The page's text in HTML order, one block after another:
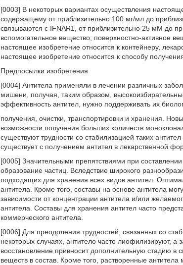
[0003] В некоторых вариантах осуществления
содержащему от приблизительно 100 мг/мл до
связываются с IFNAR1, от приблизительно 25 мM до
вспомогательное вещество; поверхностно-активное
настоящее изобретение относится к контейнеру,
настоящее изобретение относится к способу
Предпосылки изобретения
[0004] Антитела применяли в лечении различных
мишени, получая, таким образом,
эффективность антител, нужно поддерживать их
получения, очистки, транспортировки и хранения.
возможности получения больших количеств
существуют трудности со стабилизацией таких
существует с получением антител в лекарственной
[0005] Значительными препятствиями при
образование частиц. Вследствие широкого
подходящих для хранения всех видов антител.
антитела. Кроме того, составы на основе антитела
зависимости от концентрации антитела и/или
антитела. Составы для хранения антител часто
коммерческого антитела.
[0006] Для преодоления трудностей, связанных со
некоторых случаях, антитело часто лиофилизируют,
восстановление привносит дополнительную стадию
веществ в состав. Кроме того, растворенные антитела